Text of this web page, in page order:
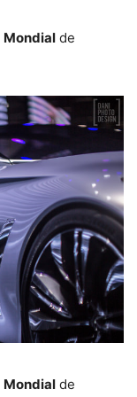
Mondial de
Mondial de